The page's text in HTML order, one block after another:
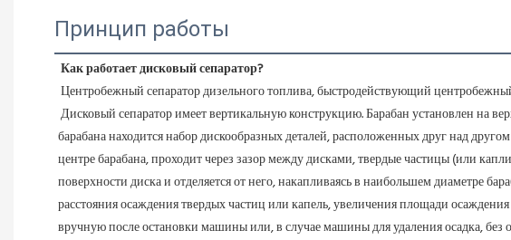
Принцип работы
Как работает дисковый сепаратор?
Центробежный сепаратор дизельного топлива, быстродействующий
Дисковый сепаратор имеет вертикальную конструкцию. Барабан установлен на
барабана находится набор дискообразных деталей, расположенных друг над
центре барабана, проходит через зазор между дисками, твердые частицы (или
поверхности диска и отделяется от него, накапливаясь в наибольшем диаметре
расстояния осаждения твердых частиц или капель, увеличения площади
вручную после остановки машины или, в случае машины для удаления осадка, без